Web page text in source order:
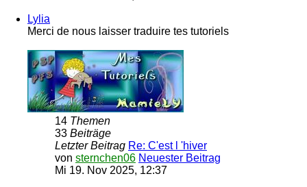
Lylia
Merci de nous laisser traduire tes tutoriels
14 Themen
33 Beiträge
Letzter Beitrag Re: C'est l 'hiver
von sternchen06 Neuester Beitrag
Mi 19. Nov 2025, 12:37